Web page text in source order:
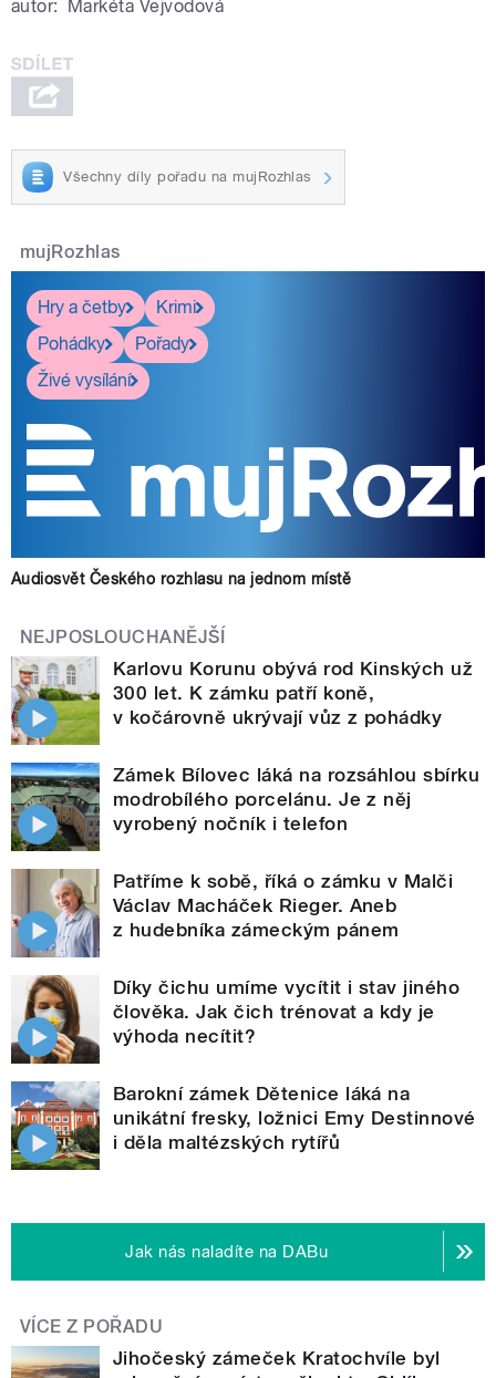
autor: Markéta Vejvodová
Všechny díly pořadu na mujRozhlas
mujRozhlas
Hry a četby
Krimi
Pohádky
Pořady
Živé vysílání
Audiosvět Českého rozhlasu na jednom místě
NEJPOSLOUCHANĚJŠÍ
Karlovu Korunu obývá rod Kinských už
300 let. K zámku patří koně,
v kočárovně ukrývají vůz z pohádky
Zámek Bílovec láká na rozsáhlou sbírku
modrobílého porcelánu. Je z něj
vyrobený nočník i telefon
Patříme k sobě, říká o zámku v Malči
Václav Macháček Rieger. Aneb
z hudebníka zámeckým pánem
Díky čichu umíme vycítit i stav jiného
člověka. Jak čich trénovat a kdy je
výhoda necítit?
Barokní zámek Dětenice láká na
unikátní fresky, ložnici Emy Destinnové
i děla maltézských rytířů
Jak nás naladíte na DABu
VÍCE Z POŘADU
Jihočeský zámeček Kratochvíle byl